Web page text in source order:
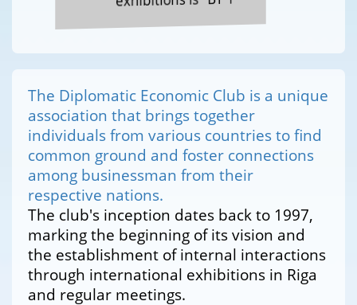
The Diplomatic Economic Club is a unique
association that brings together
individuals from various countries to find
common ground and foster connections
among businessman from their
respective nations.
The club's inception dates back to 1997,
marking the beginning of its vision and
the establishment of internal interactions
through international exhibitions in Riga
and regular meetings.